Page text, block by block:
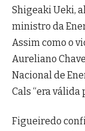
Shigeaki Ueki,
ministro da
Assim como o
Aureliano
Nacional de
Cals “era válida
Figueiredo